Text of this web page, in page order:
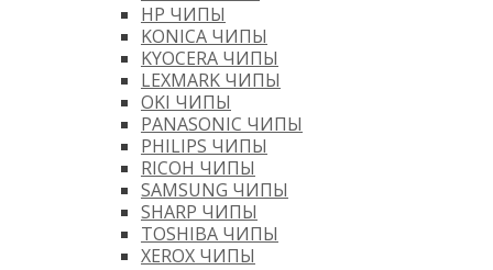
HP ЧИПЫ
KONICA ЧИПЫ
KYOCERA ЧИПЫ
LEXMARK ЧИПЫ
OKI ЧИПЫ
PANASONIC ЧИПЫ
PHILIPS ЧИПЫ
RICOH ЧИПЫ
SAMSUNG ЧИПЫ
SHARP ЧИПЫ
TOSHIBA ЧИПЫ
XEROX ЧИПЫ